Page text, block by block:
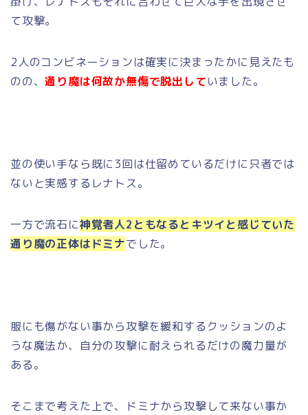
て攻撃。
2人のコンビネーションは確実に決まったかに見えたも
のの、通り魔は何故か無傷で脱出していました。
並の使い手なら既に3回は仕留めているだけに只者では
ないと実感するレナトス。
一方で流石に神覚者人2ともなるとキツイと感じていた
通り魔の正体はドミナでした。
服にも傷がない事から攻撃を緩和するクッションのよ
うな魔法か、自分の攻撃に耐えられるだけの魔力量が
ある。
そこまで考えた上で、ドミナから攻撃して来ない事か